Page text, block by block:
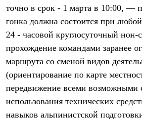
Женская одежда
Утепленная пухом
Куртки
Жилеты
Утепленная синтетикой
Брюки
Штормовая одежда
Софтшелл одежда
Куртки
точно в срок - 1 марта в 10:00, —
гонка должна состоится при
24 - часовой круглосуточный нон-
прохождение командами заранее
маршрута со сменой видов
(ориентирование по карте
передвижение всеми возможными
использования технических
навыков альпинистской